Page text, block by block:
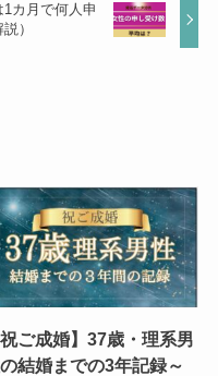
カ月で何人申
）
祝ご成婚】37歳・理系男
結婚までの3年記録～